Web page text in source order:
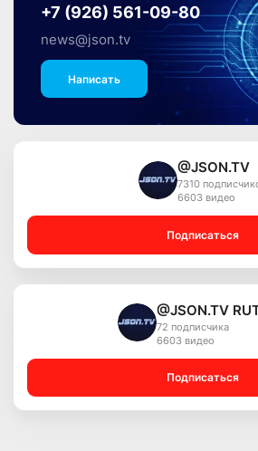
+7 (926) 561-09-80
news@json.tv
Написать
@JSON.TV
7310
6603 видео
Подписаться
@JSON.TV
72 подписчика
6603 видео
Подписаться